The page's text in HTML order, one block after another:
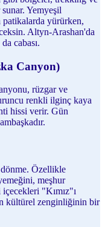
Yemyeşil
patikalarda yürürken,
Altyn-Arashan'da
cabası.
Canyon)
rüzgar ve
renkli ilginç kaya
hissi verir. Gün
dönme. Özellikle
meşhur
"Kımız"ı
kültürel zenginliğinin bir